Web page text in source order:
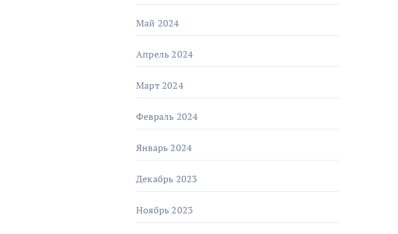
Май 2024
Апрель 2024
Март 2024
Февраль 2024
Январь 2024
Декабрь 2023
Ноябрь 2023